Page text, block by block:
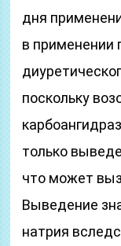
дня
в применении
поскольку
только
что может
Выведение
натрия